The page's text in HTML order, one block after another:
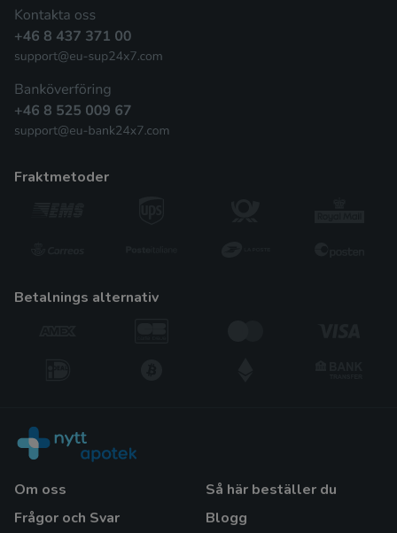
fraktmetoder
betalnings alternativ
Om oss
Frågor och Svar
Så här beställer du
Blogg